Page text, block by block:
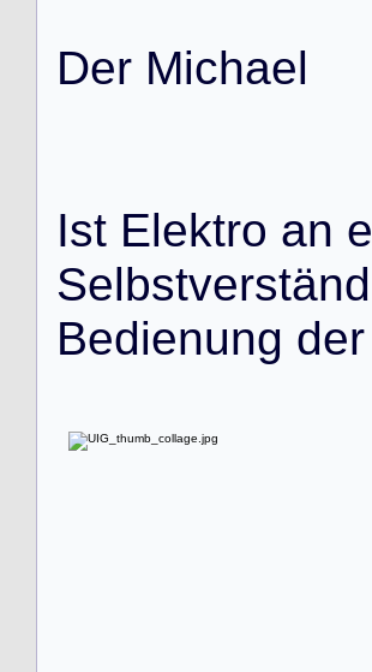
Der Michael
Ist Elektro an e
Selbstverständ
Bedienung der